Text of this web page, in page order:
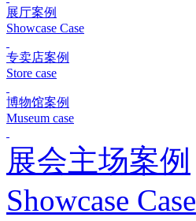
展厅案例
Showcase Case
专卖店案例
Store case
博物馆案例
Museum case
展会主场案例
Showcase Case